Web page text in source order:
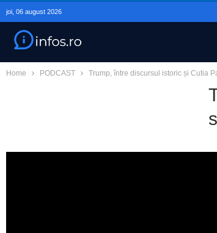
joi, 06 august 2026
Home PODCAST Trump, între discursul istoric și Cutia